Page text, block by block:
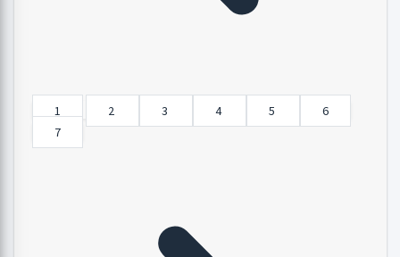
1 2 3 4 5
6
7